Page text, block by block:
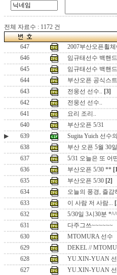
전체 자료수 : 1172 건
647
2007부산오픈휠
646
임규태선수 백핸드
645
임규태선수 백핸
644
부산오픈 공식스
643
전웅선 선수.. [3]
642
전웅선 선수..
641
요리 조리..
640
부산오픈 5/31
▶
639
Sugita Yuich 선수
638
부산 오픈 5월 30일
637
5/31 오늘은 또 어
636
부산오픈 5/30 **
635
부산오픈 5/30 [2]
634
오늘의 풍경, 즐감
633
이 사람 저 사람...
632
5/30일 3시30분
631
다주그쓰~~~~~~
630
MTOMURA 선수
629
DEKEL //
628
YU.XIN-YUAN
627
YU.XIN-YUAN